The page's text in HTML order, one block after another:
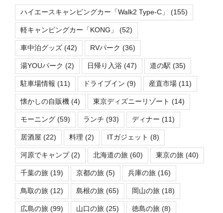
ハイエースキャンピングカー「Walk2 Type-C」 (155)
軽キャンピングカー「KONG」 (52)
車中泊グッズ (42) RVパーク (36)
湯YOUパーク (2) 日帰り入浴 (47) 道の駅 (35)
駐車場情報 (11) ドライブイン (9) 産直市場 (11)
懐かしの自販機 (4) 東京ディズニーリゾート (14)
モーニング (59) ランチ (93) ディナー (11)
居酒屋 (22) 料理 (2) ITガジェット (8)
河原でキャンプ(2) 北海道の旅 (60) 東京の旅 (40)
千葉の旅 (19) 京都の旅 (5) 兵庫の旅 (16)
鳥取の旅 (12) 島根の旅 (65) 岡山の旅 (18)
広島の旅 (99) 山口の旅 (25) 徳島の旅 (8)